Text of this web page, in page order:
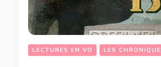
LECTURES EN VO LES